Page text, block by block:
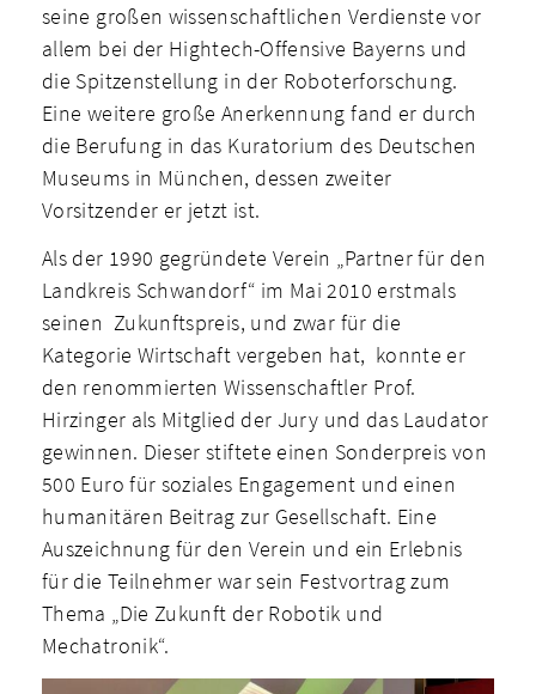
seine großen wissenschaftlichen Verdienste vor
allem bei der Hightech-Offensive Bayerns und
die Spitzenstellung in der Roboterforschung.
Eine weitere große Anerkennung fand er durch
die Berufung in das Kuratorium des Deutschen
Museums in München, dessen zweiter
Vorsitzender er jetzt ist.
Als der 1990 gegründete Verein „Partner für den
Landkreis Schwandorf“ im Mai 2010 erstmals
seinen Zukunftspreis, und zwar für die
Kategorie Wirtschaft vergeben hat, konnte er
den renommierten Wissenschaftler Prof.
Hirzinger als Mitglied der Jury und das Laudator
gewinnen. Dieser stiftete einen Sonderpreis von
500 Euro für soziales Engagement und einen
humanitären Beitrag zur Gesellschaft. Eine
Auszeichnung für den Verein und ein Erlebnis
für die Teilnehmer war sein Festvortrag zum
Thema „Die Zukunft der Robotik und
Mechatronik“.